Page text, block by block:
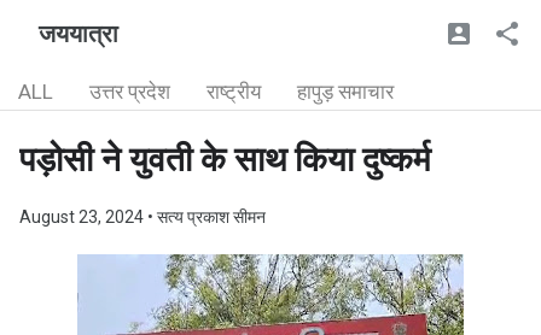
जययात्रा
ALL उत्तर प्रदेश राष्ट्रीय हापुड़ समाचार
पड़ोसी ने युवती के साथ किया दुष्कर्म
August 23, 2024 • सत्य प्रकाश सीमन